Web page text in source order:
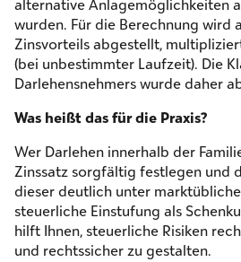
alternative Anlagemöglichkeiten
wurden. Für die Berechnung wird
Zinsvorteils abgestellt,
(bei unbestimmter Laufzeit). Die
Darlehensnehmers wurde daher
Was heißt das für die Praxis?
Wer Darlehen innerhalb der
Zinssatz sorgfältig festlegen und
dieser deutlich unter
steuerliche Einstufung als
hilft Ihnen, steuerliche Risiken
und rechtssicher zu gestalten.